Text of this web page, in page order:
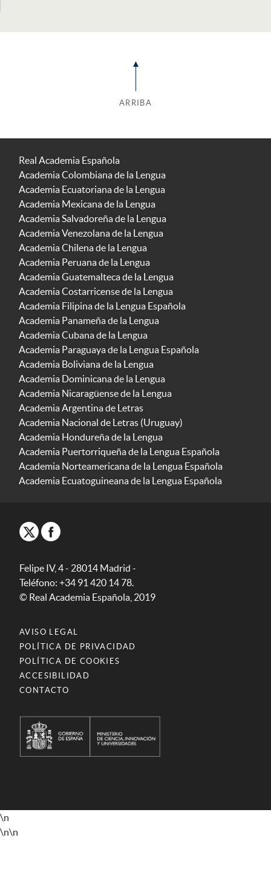
ARRIBA
Real Academia Española
Academia Colombiana de la Lengua
Academia Ecuatoriana de la Lengua
Academia Mexicana de la Lengua
Academia Salvadoreña de la Lengua
Academia Venezolana de la Lengua
Academia Chilena de la Lengua
Academia Peruana de la Lengua
Academia Guatemalteca de la Lengua
Academia Costarricense de la Lengua
Academia Filipina de la Lengua Española
Academia Panameña de la Lengua
Academia Cubana de la Lengua
Academia Paraguaya de la Lengua Española
Academia Boliviana de la Lengua
Academia Dominicana de la Lengua
Academia Nicaragüense de la Lengua
Academia Argentina de Letras
Academia Nacional de Letras (Uruguay)
Academia Hondureña de la Lengua
Academia Puertorriqueña de la Lengua Española
Academia Norteamericana de la Lengua Española
Academia Ecuatoguineana de la Lengua Española
Felipe IV, 4 - 28014 Madrid -
Teléfono: +34 91 420 14 78.
© Real Academia Española, 2019
AVISO LEGAL
POLÍTICA DE PRIVACIDAD
POLÍTICA DE COOKIES
ACCESIBILIDAD
CONTACTO
\n
\n\n